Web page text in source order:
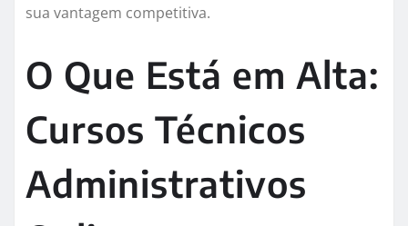
sua vantagem competitiva.
O Que Está em Alta:
Cursos Técnicos
Administrativos